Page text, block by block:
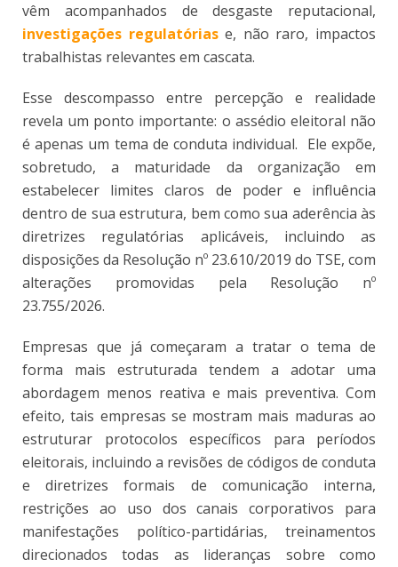
vêm acompanhados de desgaste reputacional,
investigações regulatóriase, não raro, impactos
trabalhistas relevantes em cascata.
Esse descompasso entre percepção e realidade
revela um ponto importante: o assédio eleitoral não
é apenas um tema de conduta individual. Ele expõe,
sobretudo, a maturidade da organização em
estabelecer limites claros de poder e influência
dentro de sua estrutura, bem como sua aderência às
diretrizes regulatórias aplicáveis, incluindo as
disposições da Resolução nº 23.610/2019 do TSE, com
alterações promovidas pela Resolução nº
23.755/2026.
Empresas que já começaram a tratar o tema de
forma mais estruturada tendem a adotar uma
abordagem menos reativa e mais preventiva. Com
efeito, tais empresas se mostram mais maduras ao
estruturar protocolos específicos para períodos
eleitorais, incluindo a revisões de códigos de conduta
e diretrizes formais de comunicação interna,
restrições ao uso dos canais corporativos para
manifestações político-partidárias, treinamentos
direcionados todas as lideranças sobre como